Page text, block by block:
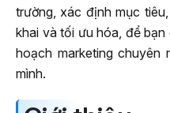
trường, xác định mục
khai và tối ưu hóa, để
hoạch marketing chuyên
mình.